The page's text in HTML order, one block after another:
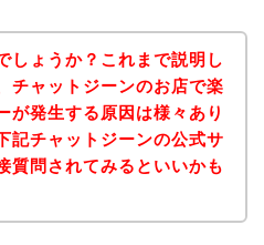
しょうか？これまで説明し
チャットジーンのお店で楽
が発生する原因は様々あり
記チャットジーンの公式サ
質問されてみるといいかも